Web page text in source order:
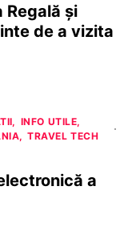
Regală și
de a vizita
INFO UTILE
TRAVEL TECH
a